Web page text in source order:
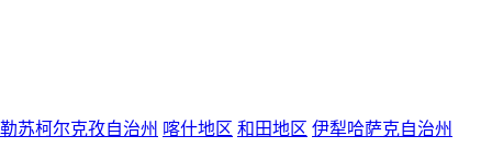
苏柯尔克孜自治州 喀什地区 和田地区 伊犁哈萨克自治州